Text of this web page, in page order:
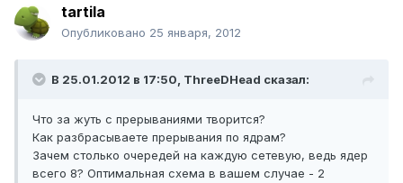
tartila
Опубликовано 25 января, 2012
В 25.01.2012 в 17:50, ThreeDHead сказал:
Что за жуть с прерываниями творится?
Как разбрасываете прерывания по ядрам?
Зачем столько очередей на каждую сетевую, ведь ядер
всего 8? Оптимальная схема в вашем случае - 2